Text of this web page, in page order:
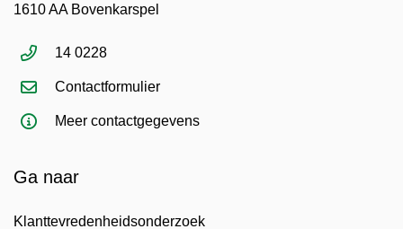
1610 AA Bovenkarspel
14 0228
Contactformulier
Meer contactgegevens
Ga naar
Klanttevredenheidsonderzoek